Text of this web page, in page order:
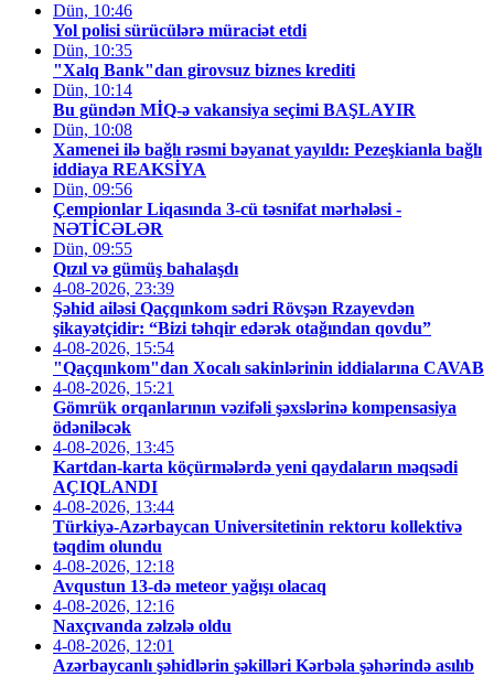
Dün, 10:46
Yol polisi sürücülərə müraciət etdi
Dün, 10:35
"Xalq Bank"dan girovsuz biznes krediti
Dün, 10:14
Bu gündən MİQ-ə vakansiya seçimi BAŞLAYIR
Dün, 10:08
Xamenei ilə bağlı rəsmi bəyanat yayıldı: Pezeşkianla bağlı
iddiaya REAKSİYA
Dün, 09:56
Çempionlar Liqasında 3-cü təsnifat mərhələsi -
NƏTİCƏLƏR
Dün, 09:55
Qızıl və gümüş bahalaşdı
4-08-2026, 23:39
Şəhid ailəsi Qaçqınkom sədri Rövşən Rzayevdən
şikayətçidir: “Bizi təhqir edərək otağından qovdu”
4-08-2026, 15:54
"Qaçqınkom"dan Xocalı sakinlərinin iddialarına CAVAB
4-08-2026, 15:21
Gömrük orqanlarının vəzifəli şəxslərinə kompensasiya
ödəniləcək
4-08-2026, 13:45
Kartdan-karta köçürmələrdə yeni qaydaların məqsədi
AÇIQLANDI
4-08-2026, 13:44
Türkiyə-Azərbaycan Universitetinin rektoru kollektivə
təqdim olundu
4-08-2026, 12:18
Avqustun 13-də meteor yağışı olacaq
4-08-2026, 12:16
Naxçıvanda zəlzələ oldu
4-08-2026, 12:01
Azərbaycanlı şəhidlərin şəkilləri Kərbəla şəhərində asılıb